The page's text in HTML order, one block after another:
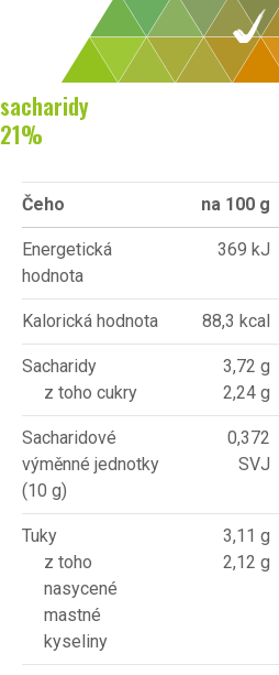
sacharidy
21%
Čeho na 100 g
Energetická
hodnota
369 kJ
Kalorická hodnota 88,3 kcal
Sacharidy
z toho cukry
3,72 g
2,24 g
Sacharidové
výměnné jednotky
(10 g)
0,372
SVJ
Tuky
z toho
nasycené
mastné
kyseliny
3,11 g
2,12 g